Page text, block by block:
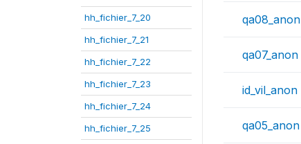
hh_fichier_7_20
hh_fichier_7_21
hh_fichier_7_22
hh_fichier_7_23
hh_fichier_7_24
hh_fichier_7_25
qa08_anon
qa07_anon
id_vil_anon
qa05_anon